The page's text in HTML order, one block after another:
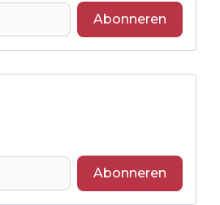
Abonneren
Abonneren